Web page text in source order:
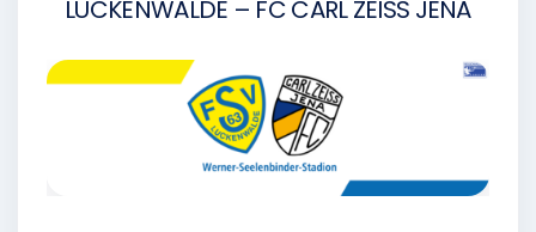
LUCKENWALDE – FC CARL ZEISS JENA